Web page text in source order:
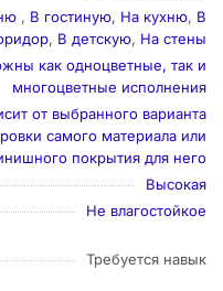
, В гостиную, На кухню, В
, В детскую, На стены
как одноцветные, так и
многоцветные исполнения
от выбранного варианта
самого материала или
покрытия для него
Высокая
Не влагостойкое
Требуется навык